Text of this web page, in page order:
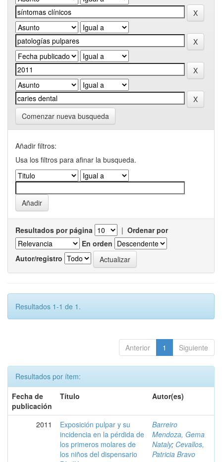
Comenzar nueva busqueda
Añadir filtros:
Usa los filtros para afinar la busqueda.
Resultados por página | Ordenar por
En orden
Autor/registro
Resultados 1-1 de 1.
Anterior 1 Siguiente
Resultados por ítem:
Fecha de
publicación
Título Autor(es)
2011
Exposición pulpar y su
incidencia en la pérdida de
los primeros molares de
los niños del dispensario
Barreiro
Mendoza, Gema
Nataly; Cevallos,
Patricia Bravo